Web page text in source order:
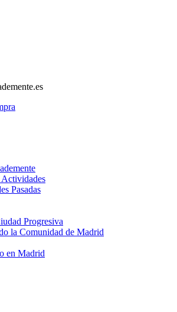
Actividades
Pasadas
Progresiva
la Comunidad de Madrid
en Madrid